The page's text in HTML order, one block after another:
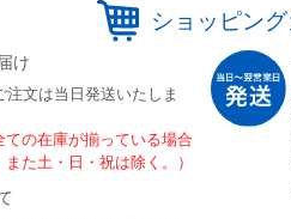
ショッピン
け
注文は当日発送いたしま
ての在庫が揃っている場合
た土・日・祝は除く。）